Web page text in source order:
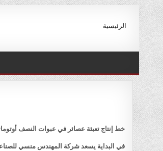
Skip
to
content
الرئيسية
خط إنتاج تعبئة عصائر في عبوات النصف
في البداية يسعد شركة المهندس منسي